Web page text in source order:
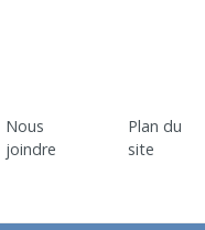
Nous
joindre
Plan du
site